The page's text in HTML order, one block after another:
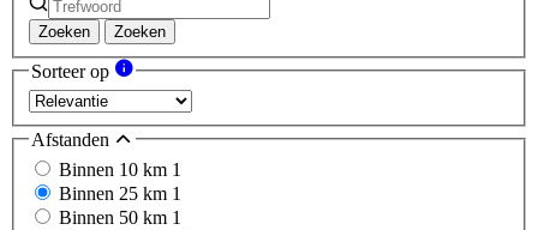
Zoeken Zoeken
Sorteer op
Afstanden
Binnen 10 km 1
Binnen 25 km 1
Binnen 50 km 1